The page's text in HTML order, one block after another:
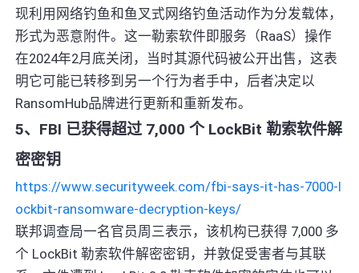
现利用网络钓鱼和鱼叉式网络钓鱼活动作为分发载体，
形式为恶意附件。这一勒索软件即服务（RaaS）操作
在2024年2月底关闭，当时其源代码被公开出售，这表
明它可能已转移到另一个行为者手中，后者决定以
RansomHub品牌进行更新和重新发布。
5、FBI 已获得超过 7,000 个 LockBit 勒索软件解
密密钥
https://www.securityweek.com/fbi-says-it-has-7000-l
ockbit-ransomware-decryption-keys/
联邦调查局一名官员周三表示，该机构已获得 7,000 多
个 LockBit 勒索软件解密密钥，并敦促受害者与其联